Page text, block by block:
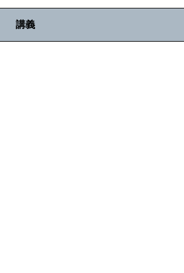
講義